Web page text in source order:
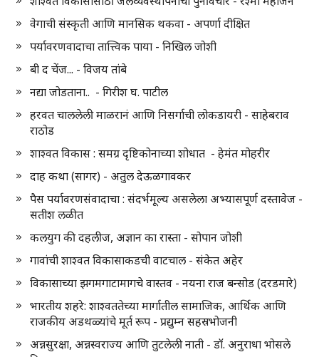
वेगाची संस्कृती आणि मानसिक थकवा - अपर्णा दीक्षित
पर्यावरणवादाचा तात्त्विक पाया - निखिल जोशी
बी द चेंज... - विजय तांबे
नद्या जोडताना.. - गिरीश घ. पाटील
हरवत चाललेली माळरानं आणि निसर्गाची लोकडायरी - साहेबराव
राठोड
शाश्वत विकास : समग्र दृष्टिकोनाच्या शोधात - हेमंत मोहरीर
दाह कथा (सागर) - अतुल देऊळगावकर
पैस पर्यावरणसंवादाचा : संदर्भमूल्य असलेला अभ्यासपूर्ण दस्तावेज -
सतीश लळीत
कलयुग की दहलीज, अज्ञान का रास्ता - सोपान जोशी
गावांची शाश्वत विकासाकडची वाटचाल - संकेत अहेर
विकासाच्या झगमगाटामागचे वास्तव - नयना राज बन्सोड (दरडमारे)
भारतीय शहरे: शाश्वततेच्या मार्गातील सामाजिक, आर्थिक आणि
राजकीय अडथळ्यांचे मूर्त रूप - प्रद्युम्न सहस्रभोजनी
अन्नसुरक्षा, अन्नस्वराज्य आणि तुटलेली नाती - डॉ. अनुराधा भोसले